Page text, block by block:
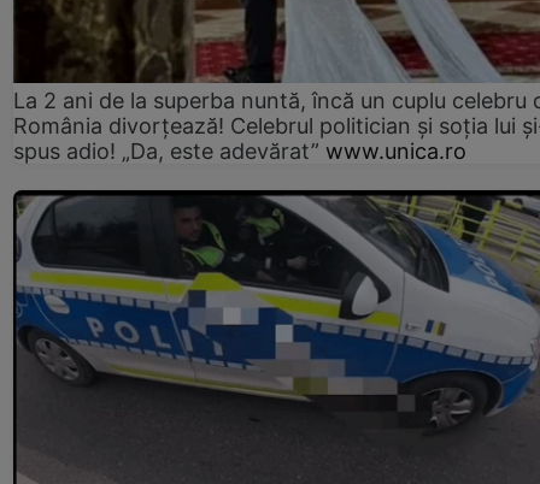
La 2 ani de la superba nuntă, încă un cuplu celebru
România divorțează! Celebrul politician și soția lui
spus adio! „Da, este adevărat” www.unica.ro